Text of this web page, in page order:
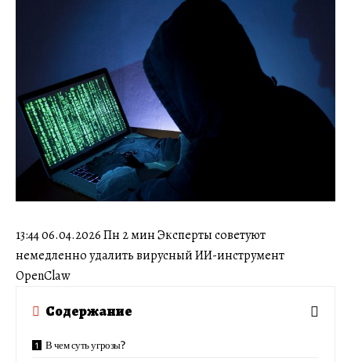
13:44 06.04.2026 Пн 2 мин Эксперты советуют
немедленно удалить вирусный ИИ-инструмент
OpenClaw
Содержание
В чем суть угрозы?